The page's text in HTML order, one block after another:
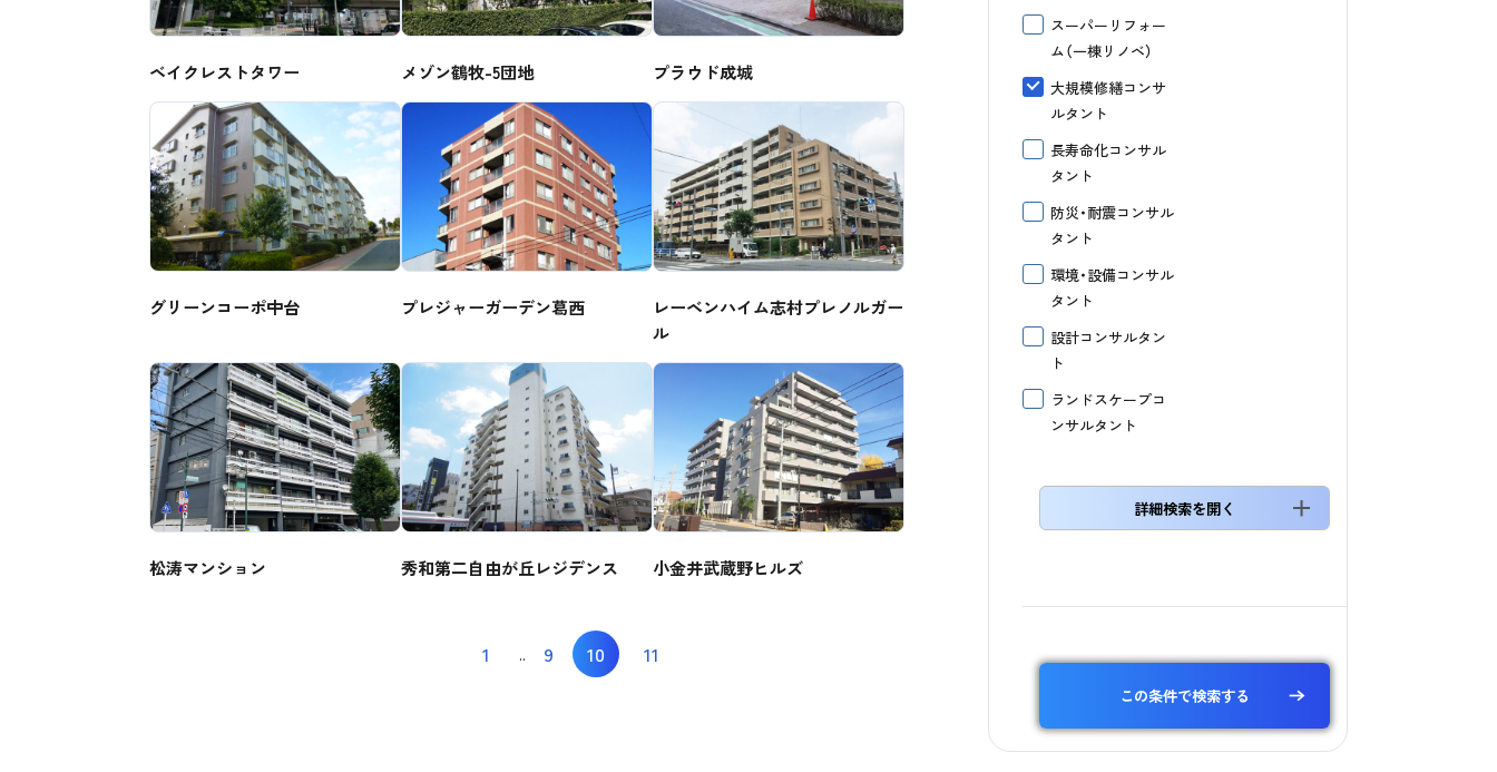
スーパー リフォー
ム（一棟リノベ）
大規模修繕コンサ
ルタント
長寿命化コンサル
タント
防災・耐震コンサル
タント
環境・設備コンサル
タント
設計コンサルタン
ト
ランドスケープコ
ンサルタント
詳細検索を開く
この条件で検索する
ベイクレストタワー メゾン鶴牧-5団地 プラウド成城
グリーンコーポ中台 プレジャーガーデン葛西
レーベンハイム志村プレノルガー
ル
松涛マンション 秀和第二自由が丘レジデンス 小金井武蔵野ヒルズ
1 .. 9 10 11